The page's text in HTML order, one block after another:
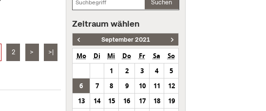
2 > >|
Suchen
Zeitraum wählen
September 2021
Mo Di Mi Do Fr Sa
So
1
2 3 4
5
6
7 8 9 10 11
12
13
14 15 16 17 18
19